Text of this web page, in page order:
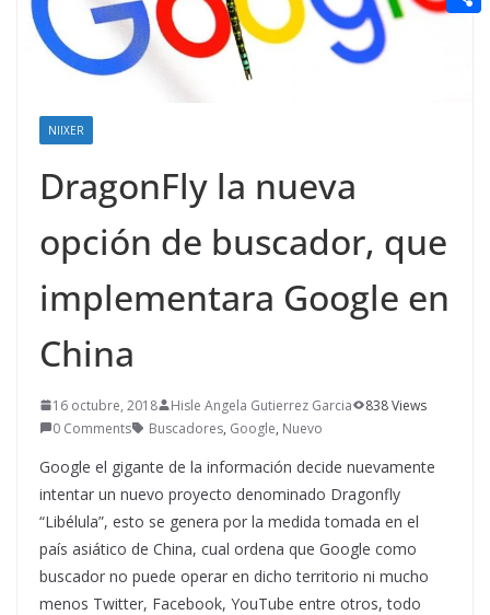
NIIXER
DragonFly la nueva
opción de buscador, que
implementara Google en
China
16 octubre, 2018 Hisle Angela Gutierrez Garcia
838 Views
0 Comments
Buscadores, Google, Nuevo
Google el gigante de la información decide nuevamente
intentar un nuevo proyecto denominado Dragonfly
“Libélula”, esto se genera por la medida tomada en el
país asiático de China, cual ordena que Google como
buscador no puede operar en dicho territorio ni mucho
menos Twitter, Facebook, YouTube entre otros, todo
n
ga
e
r